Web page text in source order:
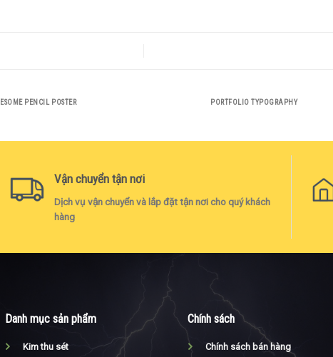
PENCIL POSTER PORTFOLIO TYPOGRAPHY
Vận chuyển tận nơi
Dịch vụ vận chuyển và lắp đặt tận nơi cho quý khách
hàng
Danh mục sản phẩm
Kim thu sét
Chính sách
Chính sách bán hàng